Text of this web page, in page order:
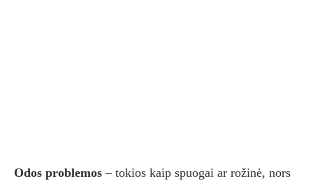
Odos problemos – tokios kaip spuogai ar rožinė, nors